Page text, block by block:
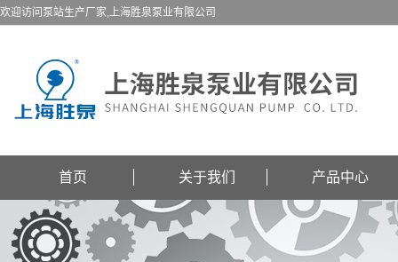
欢迎访问泵站生产厂家,上海胜泉泵业有限公司
首页 关于我们 产品中心